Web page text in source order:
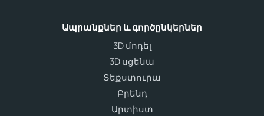
Ապրանքներ և գործընկերներ
3D մոդել
3D սցենա
Տեքստուրա
Բրենդ
Արտիստ